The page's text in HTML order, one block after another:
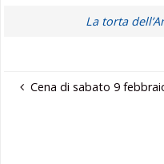
La torta
Cena di sabato 9